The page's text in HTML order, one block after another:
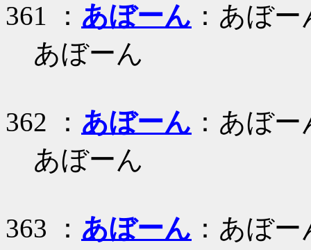
361 ： あぼーん ：あぼー
あぼーん
362 ： あぼーん ：あぼー
あぼーん
363 ： あぼーん ：あぼー